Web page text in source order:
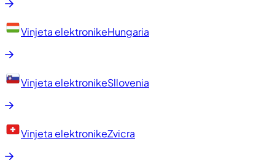
Vinjeta elektronikeHungaria
Vinjeta elektronikeSllovenia
Vinjeta elektronikeZvicra